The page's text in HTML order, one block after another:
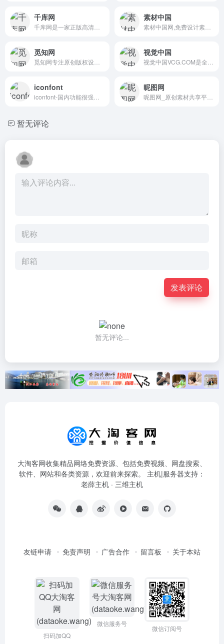
千库网 素材中国
觅知网 视觉中国
iconfont 昵图网
暂无评论
发表评论
暂无评论...
大淘客网收集精品网络免费资源、包括免费视频、网盘搜索、
软件、网站和各类资源，欢迎前来探索。 主机|服务器支持：
老薛主机 · 三维主机
友链申请 免责声明 广告合作 留言板 关于本站
扫码加QQ
微信服务号
微信订阅号